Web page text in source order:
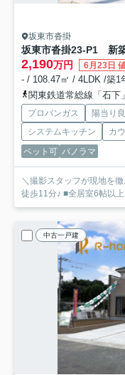
坂東市沓掛
坂東市沓掛23-P1 新
2,190万円 6月23日
- / 108.47㎡ / 4LDK /築1
関東鉄道常総線「石下
プロパンガス 陽当り
システムキッチン
カ
ペット可 パノラマ
＼撮影スタッフが現地を
徒歩11分♪ ■全居室6帖以
中古一戸建